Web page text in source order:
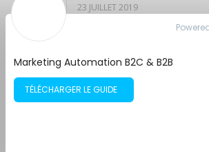
23 JUILLET 2019
SLAVI dope la fréquentation
concessionnaires auto grâce
17 JUILLET 2019
de vos communications sms !